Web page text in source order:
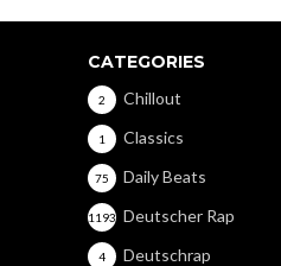
CATEGORIES
Chillout
2
Classics
1
Daily Beats
75
Deutscher Rap
1193
Deutschrap
4